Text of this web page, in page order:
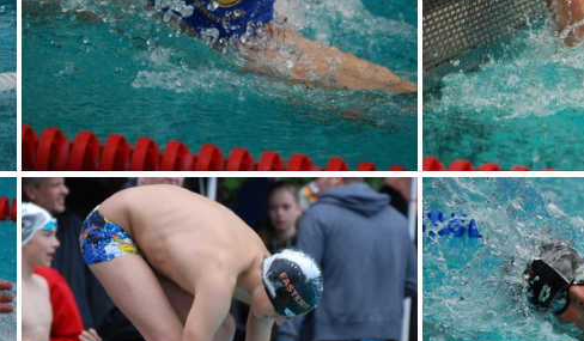
DSC 0075